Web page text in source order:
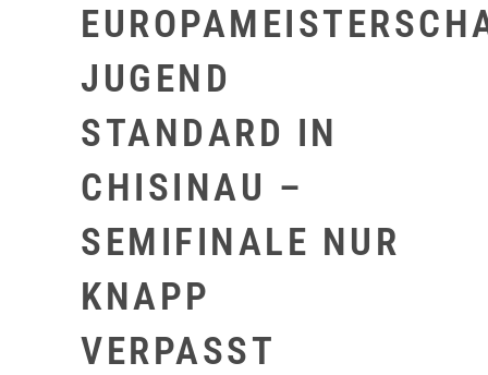
JUGEND
STANDARD IN
CHISINAU –
SEMIFINALE NUR
KNAPP
VERPASST